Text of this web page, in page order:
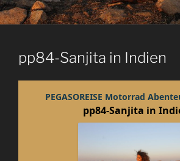
pp84-Sanjita in Indien